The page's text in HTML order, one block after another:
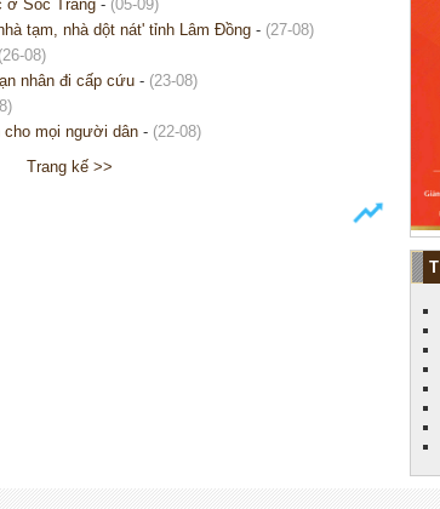
ở Sóc Trăng - (05-09)
tạm, nhà dột nát' tỉnh Lâm Đồng - (27-08)
(26-08)
nhân đi cấp cứu - (23-08)
mọi người dân - (22-08)
Trang kế >>